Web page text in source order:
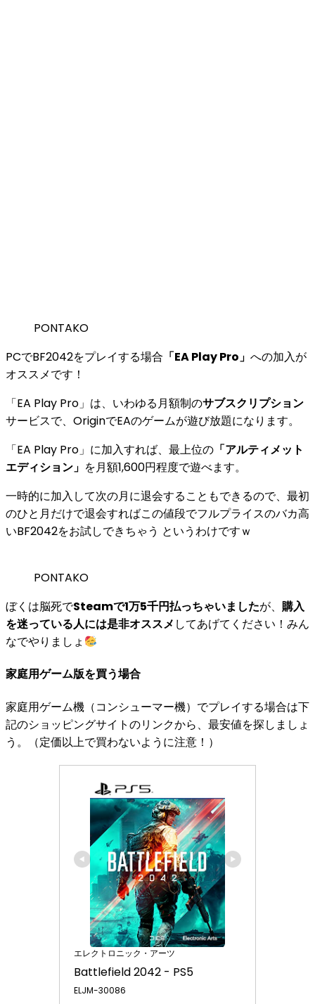
PONTAKO
PCでBF2042をプレイする場合 「EA Play Pro」 への加入が
オススメです！
「EA Play Pro」は、いわゆる月額制のサブスクリプション
サービスで、OriginでEAのゲームが遊び放題になります。
「EA Play Pro」に加入すれば、最上位の 「アルティメット
エディション」 を月額1,600円程度で遊べます。
一時的に加入して次の月に退会することもできるので、最初
のひと月だけで退会すればこの値段でフルプライスのバカ高
いBF2042をお試しできちゃう というわけですｗ
PONTAKO
ぼくは脳死でSteamで1万5千円払っちゃいましたが、 購入
を迷っている人には是非オススメ してあげてください！みん
なでやりましょ
家庭用ゲーム版を買う場合
家庭用ゲーム機（コンシューマー機）でプレイする場合は下
記のショッピングサイトのリンクから、最安値を探しましょ
う。（定価以上で買わないように注意！）
エレクトロニック・アーツ
Battlefield 2042 - PS5
ELJM-30086